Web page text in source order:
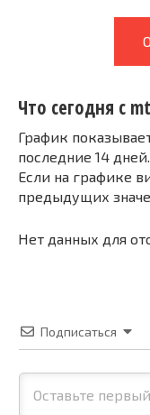
Что сегодня с
График
последние 14 дней.
Если на графике
предыдущих
Нет данных для
Подписаться